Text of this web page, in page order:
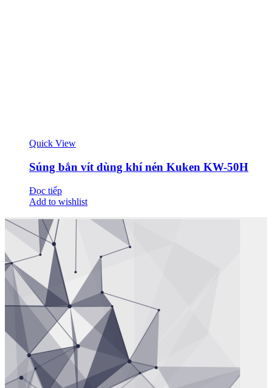
Quick View
Súng bắn vít dùng khí nén Kuken KW-50H
Đọc tiếp
Add to wishlist